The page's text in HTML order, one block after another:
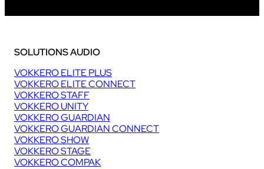
SOLUTIONS AUDIO
VOKKERO ELITE PLUS
VOKKERO ELITE CONNECT
VOKKERO STAFF
VOKKERO UNITY
VOKKERO GUARDIAN
VOKKERO GUARDIAN CONNECT
VOKKERO SHOW
VOKKERO STAGE
VOKKERO COMPAK